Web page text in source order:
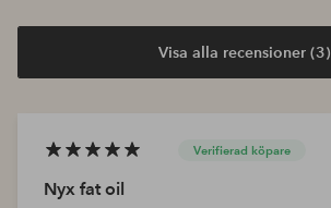
Visa alla recensioner (3)
Verifierad köpare
Nyx fat oil